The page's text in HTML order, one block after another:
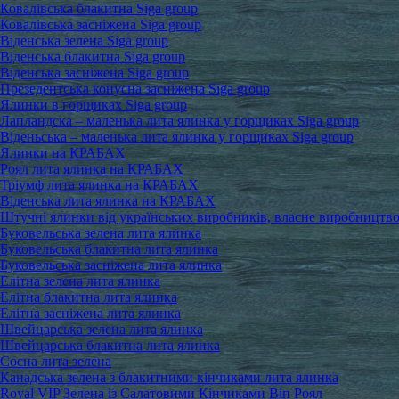
Ковалівська блакитна Siga group
Ковалівська засніжена Siga group
Віденська зелена Siga group
Віденська блакитна Siga group
Віденська засніжена Siga group
Презедентська конусна засніжена Siga group
Ялинки в горщиках Siga group
Лапландска – маленька лита ялинка у горщиках Siga group
Віденьська – маленька лита ялинка у горщиках Siga group
Ялинки на КРАБАХ
Роял лита ялинка на КРАБАХ
Тріумф лита ялинка на КРАБАХ
Віденська лита ялинка на КРАБАХ
Штучні ялинки від українських виробників, власне виробництво
Буковельська зелена лита ялинка
Буковельська блакитна лита ялинка
Буковельська засніжена лита ялинка
Елітна зелена лита ялинка
Елітна блакитна лита ялинка
Елітна засніжена лита ялинка
Швейцарська зелена лита ялинка
Швейцарська блакитна лита ялинка
Сосна лита зелена
Канадська зелена з блакитними кінчиками лита ялинка
Royal VIP Зелена із Салатовими Кінчиками Віп Роял